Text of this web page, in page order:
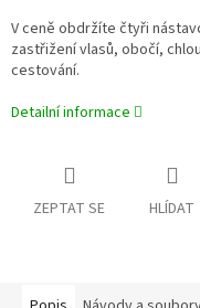
V ceně obdržíte čtyři
zastřižení vlasů, obočí,
cestování.
Detailní informace
ZEPTAT SE HLÍDAT